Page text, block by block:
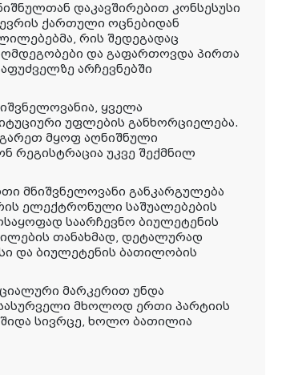
დაკავშირებით კონსესუსი
ქართული ოცნებიდან
რის შედეგადაც
და გაფართოვდა პირთა
არჩევნებში
ყველა
უფლების განხორციელება.
მყოფ აღნიშნული
რეგისტრაცია უკვე შექმნილ
მნიშვნელოვანი განკარგულება
ელექტრონული საშუალებების
საარჩევნო ბიულეტენის
თანახმად, დეტალურად
და ბიულეტენის ბათილობის
მარკერით უნდა
მხოლოდ ერთი პარტიის
სივრცე, ხოლო ბათილია